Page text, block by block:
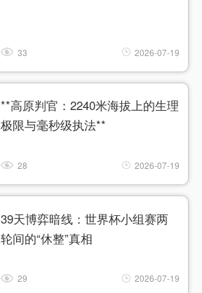
33 2026-07-19
**高原判官：2240米海拔上的生理
极限与毫秒级执法**
28 2026-07-19
39天博弈暗线：世界杯小组赛两
轮间的“休整”真相
29 2026-07-19